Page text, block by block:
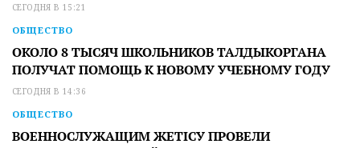
СЕГОДНЯ В 15:21
ОБЩЕСТВО
ОКОЛО 8 ТЫСЯЧ ШКОЛЬНИКОВ ТАЛДЫКОРГАНА
ПОЛУЧАТ ПОМОЩЬ К НОВОМУ УЧЕБНОМУ ГОДУ
СЕГОДНЯ В 14:36
ОБЩЕСТВО
ВОЕННОСЛУЖАЩИМ ЖЕТІСУ ПРОВЕЛИ